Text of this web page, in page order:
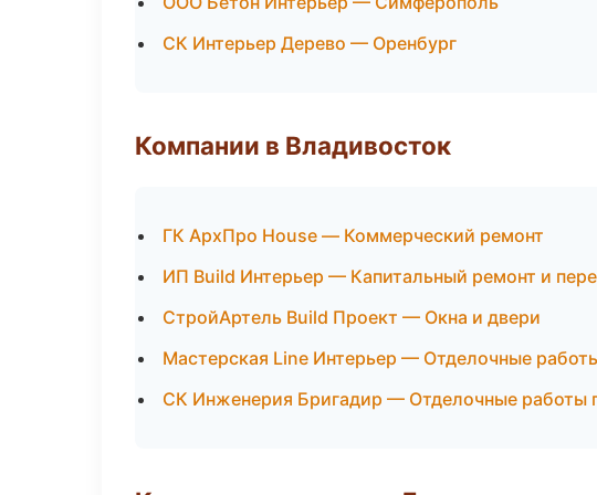
СК Интерьер Дерево — Оренбург
Компании в Владивосток
ГК АрхПро House — Коммерческий ремонт
ИП Build Интерьер — Капитальный ремонт и
СтройАртель Build Проект — Окна и двери
Мастерская Line Интерьер — Отделочные
СК Инженерия Бригадир — Отделочные работы